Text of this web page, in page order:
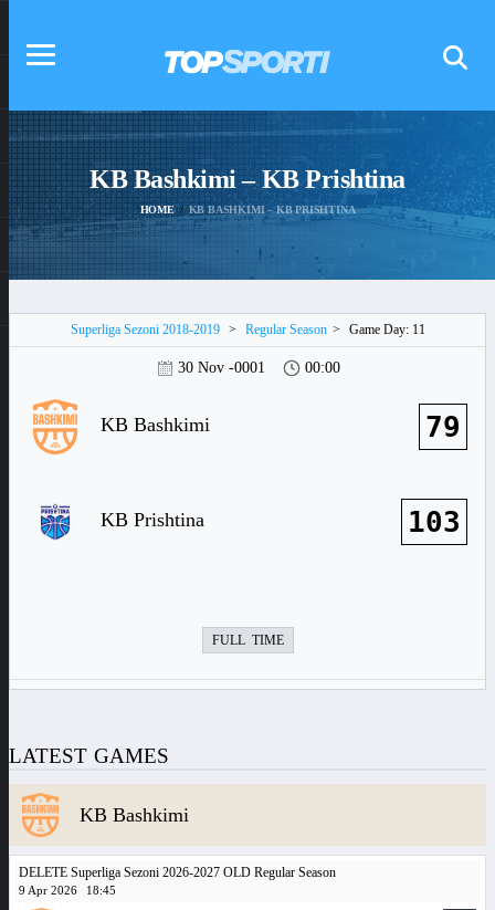
KB Bashkimi – KB Prishtina
HOME KB BASHKIMI – KB PRISHTINA
Superliga Sezoni 2018-2019 > Regular Season > Game Day: 11
30 Nov -0001 00:00
KB Bashkimi 79
KB Prishtina 103
FULL TIME
LATEST GAMES
KB Bashkimi
DELETE Superliga Sezoni 2026-2027 OLD Regular Season
9 Apr 2026 18:45